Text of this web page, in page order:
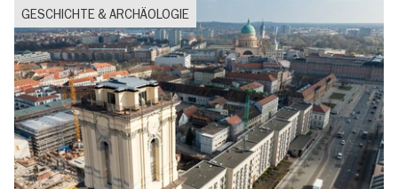
GESCHICHTE & ARCHÄOLOGIE